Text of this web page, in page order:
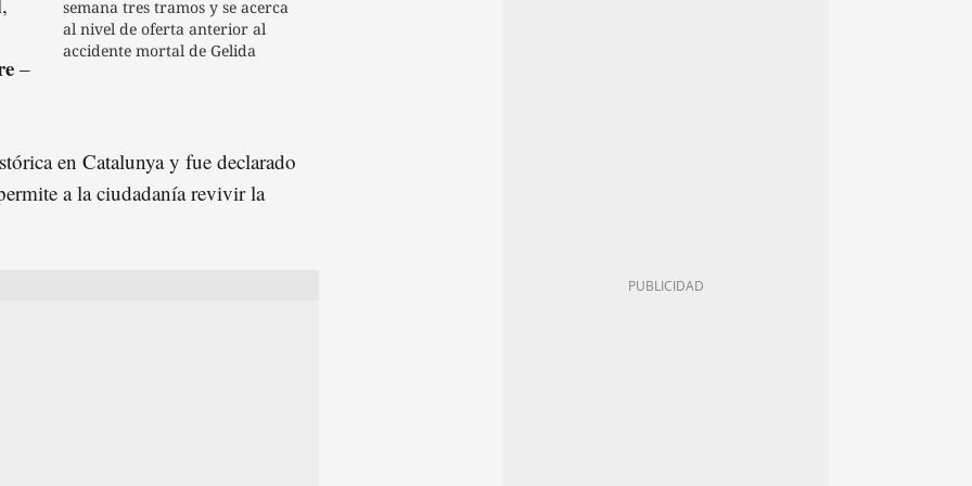
semana tres tramos y se acerca
al nivel de oferta anterior al
accidente mortal de Gelida
–
en Catalunya y fue declarado
a la ciudadanía revivir la